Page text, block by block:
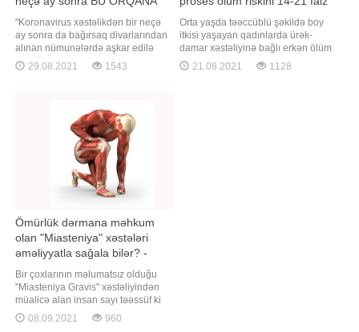
KEÇİR
"Koronavirus xəstəlikdən bir neçə
ay sonra da bağırsaq divarlarından
alınan nümunələrdə aşkar edilə
bilər". Bu barədə Rospotrebnadzor
Mərkəzi Tədqiqat Epidemiologiya
Pşeniçnaya TASS-a məlumat verib.
O qeyd edib ki, bəzi xəstələrd
29.08.2021 1543
artırır
Orta yaşda təəccüblü şəkildə boy
itkisi yaşayan qadınlarda ürək-
damar xəstəliyinə bağlı erkən ölüm
ehtimalının arta biləcəyi
xəbərdarlığı edilib. "British Medical
21.08.2021 1128
Ömürlük dərmana məhkum
olan "Miasteniya" xəstələri
əməliyyatla sağala bilər? -
CƏRRAH AÇIQLADI
Bir çoxlarının məlumatsız olduğu
"Miasteniya Gravis" xəstəliyindən
müalicə alan insan sayı təəssüf ki
Azərbaycanda da az deyil. Lakin bu
xəstəlik haqqında eşitmədikləri
08.09.2021 960